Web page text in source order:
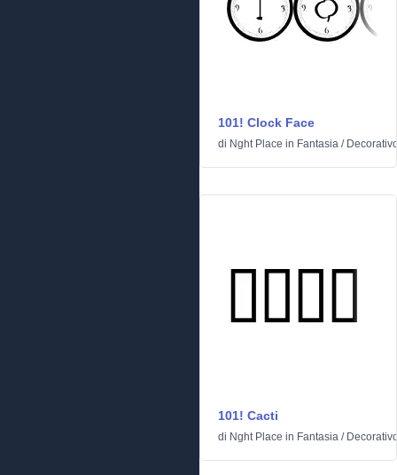
101! Clock Face
di Nght Place in Fantasia /
101! Cacti
di Nght Place in Fantasia /